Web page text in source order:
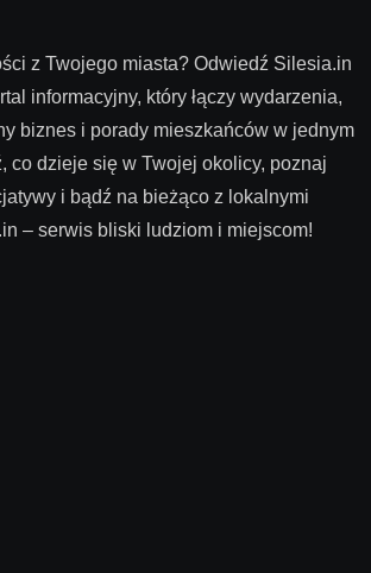
z Twojego miasta? Odwiedź Silesia.in
informacyjny, który łączy wydarzenia,
biznes i porady mieszkańców w jednym
co dzieje się w Twojej okolicy, poznaj
i bądź na bieżąco z lokalnymi
– serwis bliski ludziom i miejscom!